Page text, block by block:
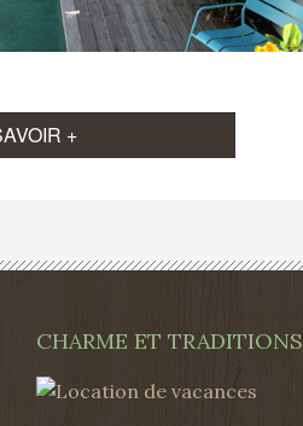
+
CHARME ET TRADITIONS